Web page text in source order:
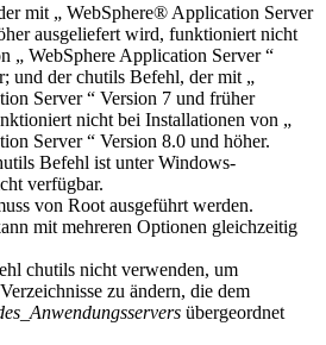
mit „ WebSphere® Application Server
ausgeliefert wird, funktioniert nicht
„ WebSphere Application Server “
und derchutils Befehl, der mit „
Server “ Version 7 und früher
nicht bei Installationen von „
Server “ Version 8.0 und höher.
Befehl ist unter Windows-
verfügbar.
von Root ausgeführt werden.
mit mehreren Optionen gleichzeitig
chutils nicht verwenden, um
zu ändern, die dem
übergeordnet